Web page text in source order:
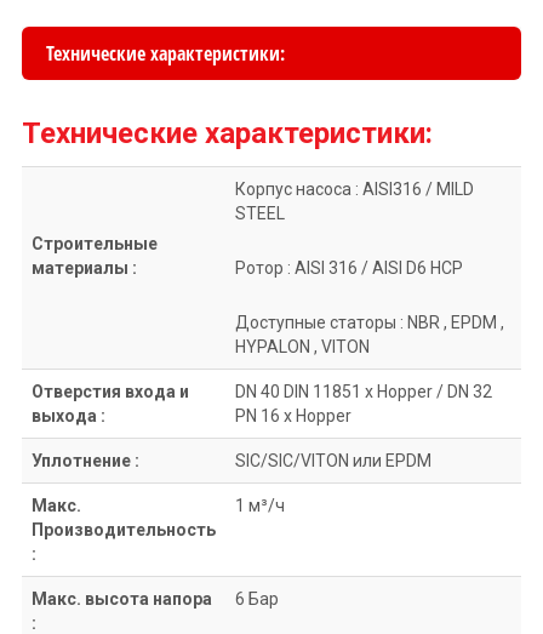
Технические характеристики:
Технические характеристики:
Строительные
материалы :
Корпус насоса : AISI316 / MILD
STEEL
Ротор : AISI 316 / AISI D6 HCP
Доступные статоры : NBR , EPDM ,
HYPALON , VITON
Отверстия входа и
выхода :
DN 40 DIN 11851 x Hopper / DN 32
PN 16 x Hopper
Уплотнение : SIC/SIC/VITON или EPDM
Макс.
Производительность
:
1 м³/ч
Макс. высота напора
:
6 Бар